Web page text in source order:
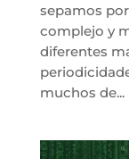
sepamos
complejo y
diferentes
muchos de...